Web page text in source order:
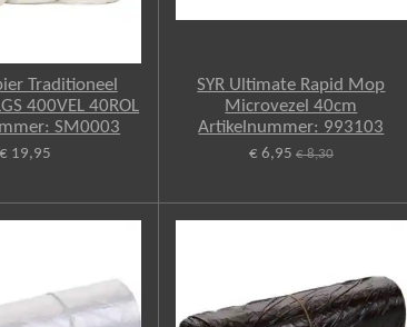
Traditioneel
400VEL 40ROL
SM0003
€ 19,95
SYR Ultimate Rapid Mop
Microvezel 40cm
Artikelnummer: 993103
€ 6,95 € 8,30